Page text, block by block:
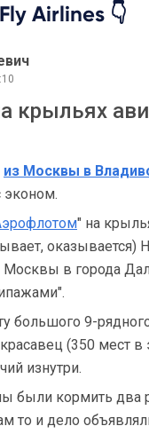
Airlines 👇
крыльях
из Москвы в
эконом.
" на
оказывается)
в города
большого 9-
(350 мест
изнутри.
были кормить два
то и дело